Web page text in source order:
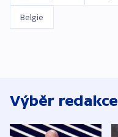
Belgie
Výběr redakce